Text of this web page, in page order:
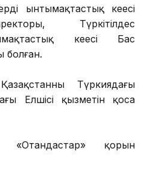
ынтымақтастық кеңесі
Түркітілдес
кеңесі Бас
болған.
Түркиядағы
Елшісі қызметін қоса
«Отандастар» қорын